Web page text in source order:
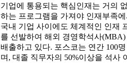
기업에 통용되는 핵심인재는 거의
하는 프로그램을 가져야 인재부족
국내 기업 사이에도 체계적인 인재
를 선발하여 해외 경영학석사
배출하고 있다. 포스코는 연간 100
며, 대졸 직무자의 50%이상을 석사